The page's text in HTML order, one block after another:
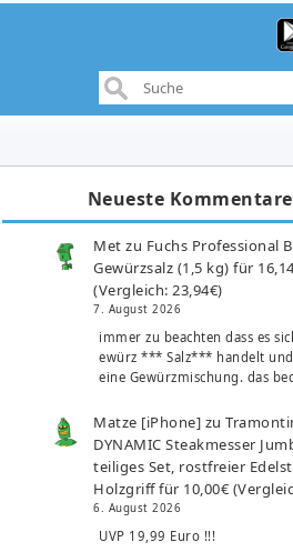
Neueste Kommentare
Met zu Fuchs Professional
Gewürzsalz (1,5 kg) für
(Vergleich: 23,94€)
7. August 2026
immer zu beachten dass es
ewürz *** Salz*** handelt
eine Gewürzmischung. das
Matze [iPhone] zu
DYNAMIC Steakmesser
teiliges Set, rostfreier
Holzgriff für 10,00€
6. August 2026
UVP 19,99 Euro !!!